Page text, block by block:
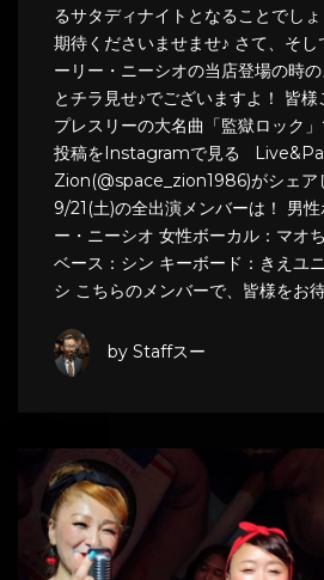
るサタディナイトとなることでし
期待くださいませませ♪ さて、そ
ーリー・ニーシオの当店登場の時
とチラ見せ♪でございますよ！ 皆様
プレスリーの大名曲「監獄ロック
投稿をInstagramで見る
Zion(@space_zion1986)がシェア
9/21(土)の全出演メンバーは！ 男
ー・ニーシオ 女性ボーカル：マオ
ベース：シン キーボード：きえユ
シ こちらのメンバーで、皆様をお
by Staffスー